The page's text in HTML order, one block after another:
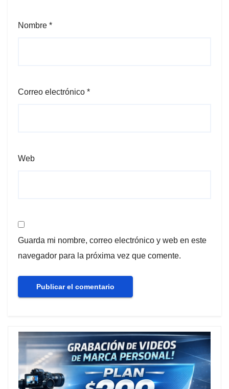
Nombre *
Correo electrónico *
Web
Guarda mi nombre, correo electrónico y web en este
navegador para la próxima vez que comente.